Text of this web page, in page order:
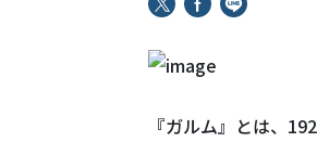
『ガルム』とは、